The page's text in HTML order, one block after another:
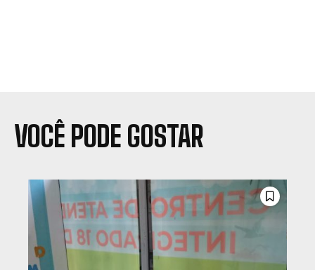
VOCÊ PODE GOSTAR